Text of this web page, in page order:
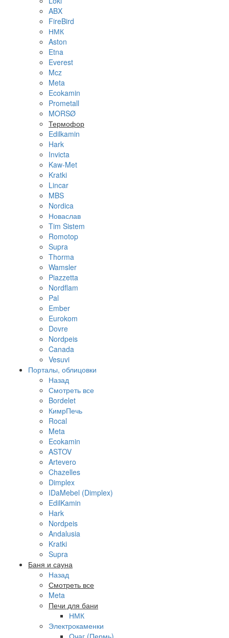
ABX
FireBird
НМК
Aston
Etna
Everest
Mcz
Meta
Ecokamin
Prometall
MORSØ
Термофор
Edilkamin
Hark
Invicta
Kaw-Met
Kratki
Lincar
MBS
Nordica
Новаслав
Tim Sistem
Romotop
Supra
Thorma
Wamsler
Piazzetta
Nordflam
Pal
Ember
Eurokom
Dovre
Nordpeis
Canada
Vesuvi
Порталы, облицовки
Назад
Смотреть все
Bordelet
КимрПечь
Rocal
Meta
Ecokamin
ASTOV
Artevero
Chazelles
Dimplex
IDaMebel (Dimplex)
EdilKamin
Hark
Nordpeis
Andalusia
Kratki
Supra
Баня и сауна
Назад
Смотреть все
Meta
Печи для бани
НМК
Электрокаменки
Очаг (Пермь)